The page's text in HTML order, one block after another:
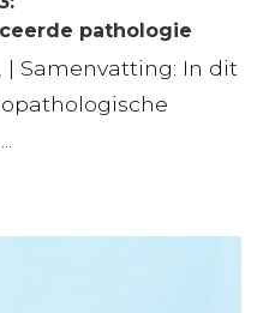
pathologie
| Samenvatting: In dit